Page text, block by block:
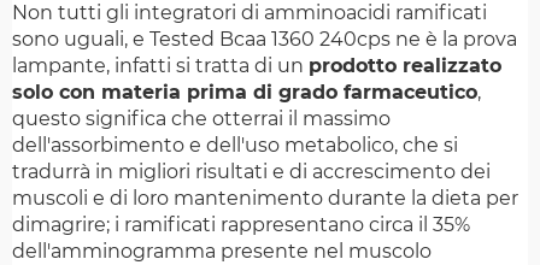
Non tutti gli integratori di amminoacidi ramificati
sono uguali, e Tested Bcaa 1360 240cps ne è la prova
lampante, infatti si tratta di un prodotto realizzato
solo con materia prima di grado farmaceutico,
questo significa che otterrai il massimo
dell'assorbimento e dell'uso metabolico, che si
tradurrà in migliori risultati e di accrescimento dei
muscoli e di loro mantenimento durante la dieta per
dimagrire; i ramificati rappresentano circa il 35%
dell'amminogramma presente nel muscolo